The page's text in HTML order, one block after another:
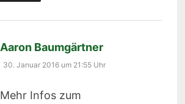
Aaron Baumgärtnersagt:
30. Januar 2016 um 21:55 Uhr
Mehr Infos zum